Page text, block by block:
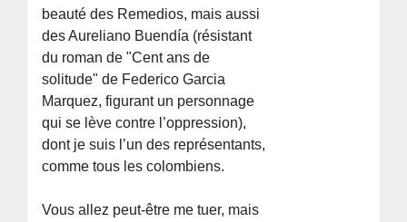
beauté des Remedios, mais aussi
des Aureliano Buendía (résistant
du roman de "Cent ans de
solitude" de Federico Garcia
Marquez, figurant un personnage
qui se lève contre l’oppression),
dont je suis l’un des représentants,
comme tous les colombiens.
Vous allez peut-être me tuer, mais